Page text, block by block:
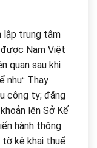
lập trung tâm
Nam Việt
quan sau khi
như: Thay
công ty; đăng
lên Sở Kế
hành thông
tờ kê khai thuế